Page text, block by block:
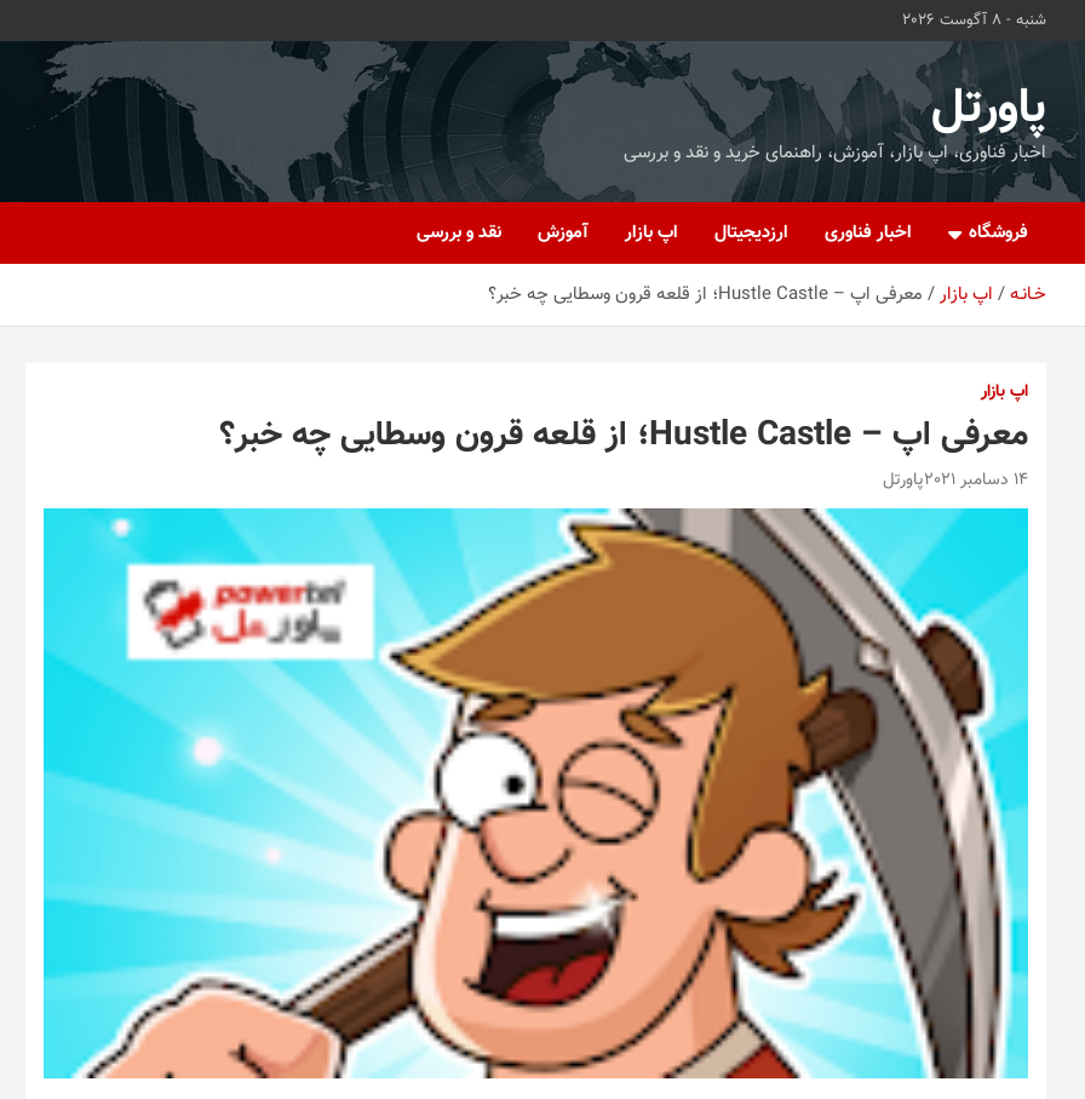
شنبه - 8 آگوست 2026
پاورتل
اخبار فناوری، اپ بازار، آموزش، راهنمای خرید و نقد و بررسی
فروشگاه اخبار فناوری ارزدیجیتال اپ بازار آموزش نقد و بررسی
خـانـه اپ بازار معرفی اپ – Hustle Castle؛ از قلعه قرون وسطایی چه خبر؟
اپ بازار
معرفی اپ – Hustle Castle؛ از قلعه قرون وسطایی چه خبر؟
14 دسامبر 2021 پاورتل